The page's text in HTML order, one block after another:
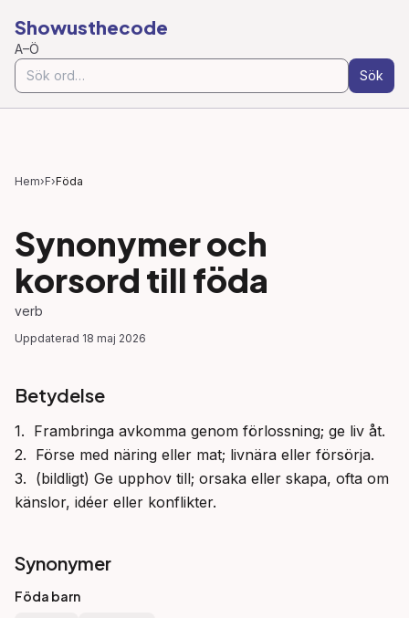
Showusthecode
A–Ö
Sök
Hem›F›Föda
Synonymer och
korsord till föda
verb
Uppdaterad 18 maj 2026
Betydelse
1.  Frambringa avkomma genom förlossning; ge liv åt.
2.  Förse med näring eller mat; livnära eller försörja.
3.  (bildligt) Ge upphov till; orsaka eller skapa, ofta om
känslor, idéer eller konflikter.
Synonymer
Föda barn